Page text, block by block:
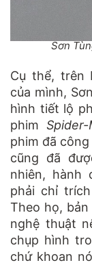
Sơn
Cụ thể, trên
của mình,
hình tiết lộ
phim
phim đã
cũng đã
nhiên, hành
phải chỉ
Theo họ,
nghệ thuật
chụp hình
chứ khoan